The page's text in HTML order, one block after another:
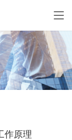
作原理